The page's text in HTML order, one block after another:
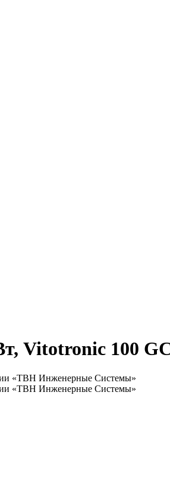
Vitotronic 100